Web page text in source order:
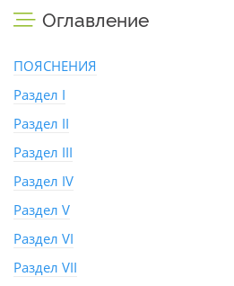
Оглавление
ПОЯСНЕНИЯ
Раздел I
Раздел II
Раздел III
Раздел IV
Раздел V
Раздел VI
Раздел VII